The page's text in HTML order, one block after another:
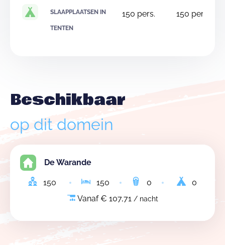
SLAAPPLAATSEN IN
TENTEN
150 pers. 150 pers.
Beschikbaar
op dit domein
De Warande
150 150 0
0
Vanaf € 107,71 / nacht